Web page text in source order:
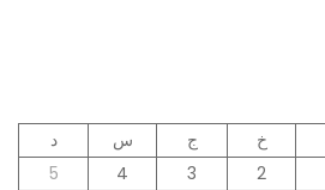
خ ج س
د
2
3
4
5